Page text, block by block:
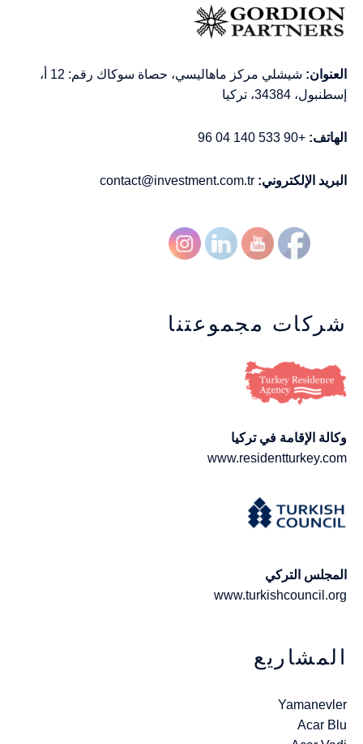
العنوان:
شيشلي مركز ماهاليسي، حصاة سوكاك رقم: 12 أ،
إسطنبول، 34384، تركيا
الهاتف: +90 533 140 04 96
البريد الإلكتروني: contact@investment.com.tr
شركات مجموعتنا
وكالة الإقامة في تركيا
www.residentturkey.com
المجلس التركي
www.turkishcouncil.org
المشاريع
Yamanevler
Acar Blu